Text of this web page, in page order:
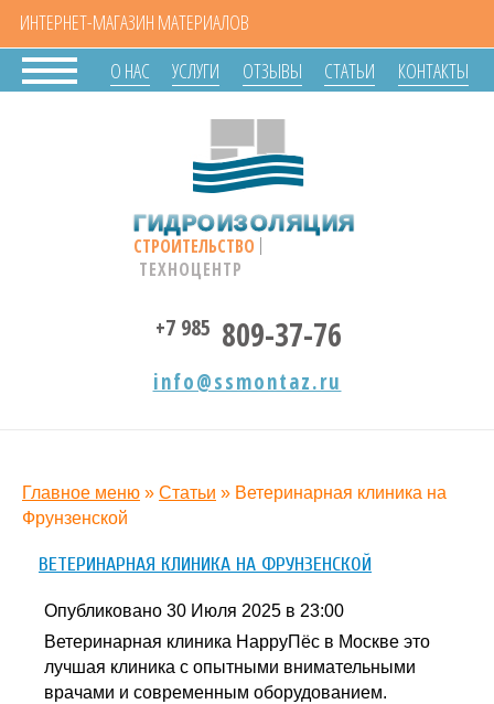
О НАС УСЛУГИ ОТЗЫВЫ СТАТЬИ КОНТАКТЫ
ИНТЕРНЕТ-МАГАЗИН МАТЕРИАЛОВ
ГИДРОИЗОЛЯЦИЯ
СТРОИТЕЛЬСТВО
ТЕХНОЦЕНТР
+7 985 809-37-76
info@ssmontaz.ru
Главное меню » Статьи » Ветеринарная клиника на
Фрунзенской
ВЕТЕРИНАРНАЯ КЛИНИКА НА ФРУНЗЕНСКОЙ
Опубликовано 30 Июля 2025 в 23:00
Ветеринарная клиника HappyПёс в Москве это
лучшая клиника с опытными внимательными
врачами и современным оборудованием.